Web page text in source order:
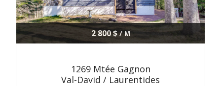
2 800 $/ M
1269 Mtée Gagnon
Val-David / Laurentides